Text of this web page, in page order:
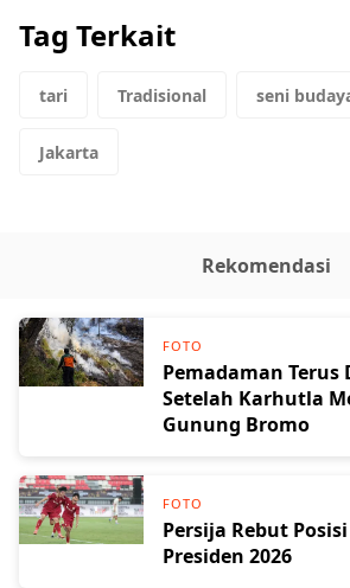
Tag Terkait
tari Tradisional seni
Jakarta
Rekomendasi
FOTO
Pemadaman
Setelah Karhutla
Gunung Bromo
FOTO
Persija Rebut
Presiden 2026